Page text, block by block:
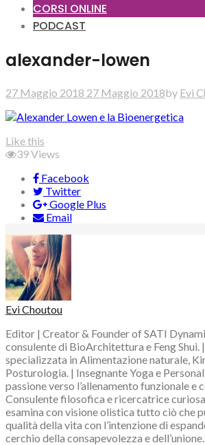
CORSI ONLINE
PODCAST
alexander-lowen
27 Maggio 2018 27 Maggio 2018by Evi
Like this
39Views
Facebook
Twitter
Google Plus
Email
Evi Choutou
Editor | Creator & Founder of SATI
consulente di BioArchitettura e Feng Shui.
specializzata in Alimentazione naturale,
Posturologia. | Insegnante Yoga e
passione verso l’allenamento funzionale e
Consulente filosofica e ricercatrice
esamina con visione olistica tutto ciò che
qualità della vita con l’intenzione di
cerchio della consapevolezza e dell’unione.